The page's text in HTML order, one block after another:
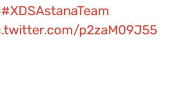
#XDSAstanaTeam
p2zaM09J55